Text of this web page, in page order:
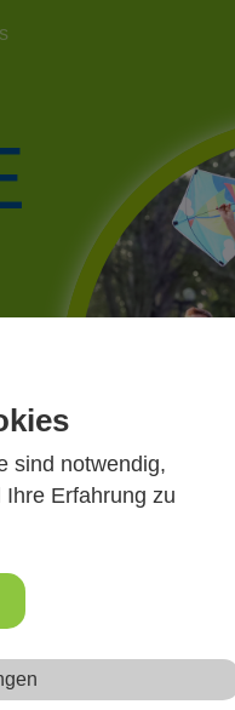
sind notwendig,
Erfahrung zu